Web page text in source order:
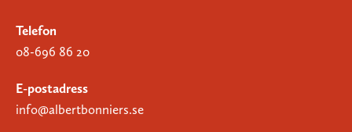
Telefon
08-696 86 20
E-postadress
info@albertbonniers.se